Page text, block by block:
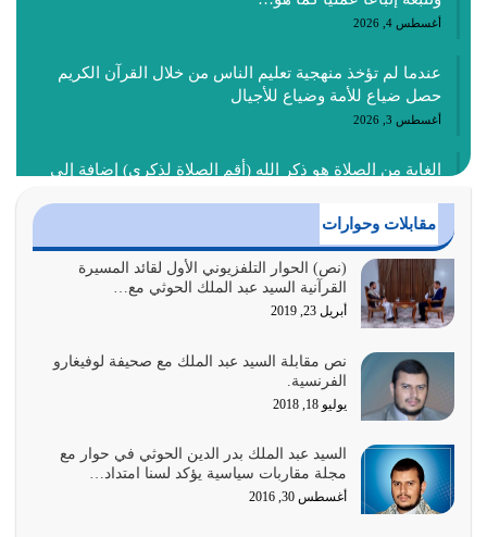
أغسطس 4, 2026
عندما لم تؤخذ منهجية تعليم الناس من خلال القرآن الكريم
حصل ضياع للأمة وضياع للأجيال
أغسطس 3, 2026
الغاية من الصلاة هو ذكر الله (أقم الصلاة لذكري) إضافة إلى
أغسطس 2, 2026
السبب الرئيسي لشقاء الأمة الابتعاد عن كتاب الله والتعدي
لحدود الله بالإضافات للدين
أغسطس 1, 2026
أبرز أسباب الشقاء هو الإعراض عن ذكر الله وعن هدى الله
المتمثل في القرآن الكريم
يوليو 31, 2026
أولياء الشيطان كلما كانوا أكثر ولاءً وطاعة للشيطان كلما كانوا
أكثر ضعفاً
يوليو 30, 2026
مقابلات وحوارات
(نص) الحوار التلفزيوني الأول لقائد المسيرة
القرآنية السيد عبد الملك الحوثي مع…
أبريل 23, 2019
نص مقابلة السيد عبد الملك مع صحيفة لوفيغارو
الفرنسية.
يوليو 18, 2018
السيد عبد الملك بدر الدين الحوثي في حوار مع
مجلة مقاربات سياسية يؤكد لسنا امتداد…
أغسطس 30, 2016